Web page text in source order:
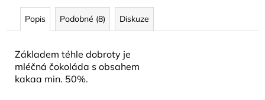
Popis Podobné (8) Diskuze
Základem téhle dobroty je
mléčná čokoláda s obsahem
kakaa min. 50%.
u
u
e